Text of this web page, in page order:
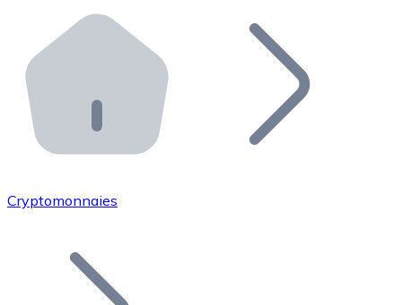
Distributeurs automatiques Bitnovo
Intégrez un ATM Bitnovo dans votre entreprise et
API Bitnovo
Intégrez notre API dans votre écosystème.
Rejoignez notre réseau de distributeurs et
Ajoutez le token de votre projet à notre service
Cryptomonnaies